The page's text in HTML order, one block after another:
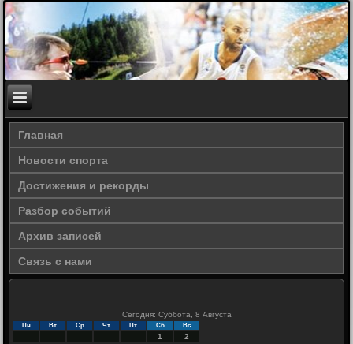
Главная
Новости спорта
Достижения и рекорды
Разбор событий
Архив записей
Связь с нами
Сегодня: Суббота, 8 Августа
Пн Вт Ср Чт Пт Сб Вс
1
2